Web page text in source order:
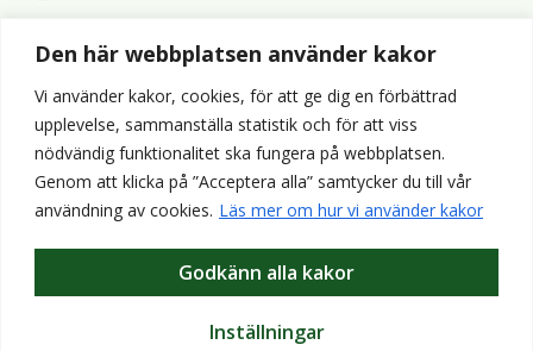
Den här webbplatsen använder kakor
Vi använder kakor, cookies, för att ge dig en förbättrad
upplevelse, sammanställa statistik och för att viss
nödvändig funktionalitet ska fungera på webbplatsen.
Genom att klicka på ”Acceptera alla” samtycker du till vår
användning av cookies. Läs mer om hur vi använder kakor
Inställningar
Godkänn alla kakor
Alvesta Renhållnings AB
Alvesta Energi AB
AllboHus Bostad AB
Huseby bruk AB
Värends räddningstjänst
Wexnet AB